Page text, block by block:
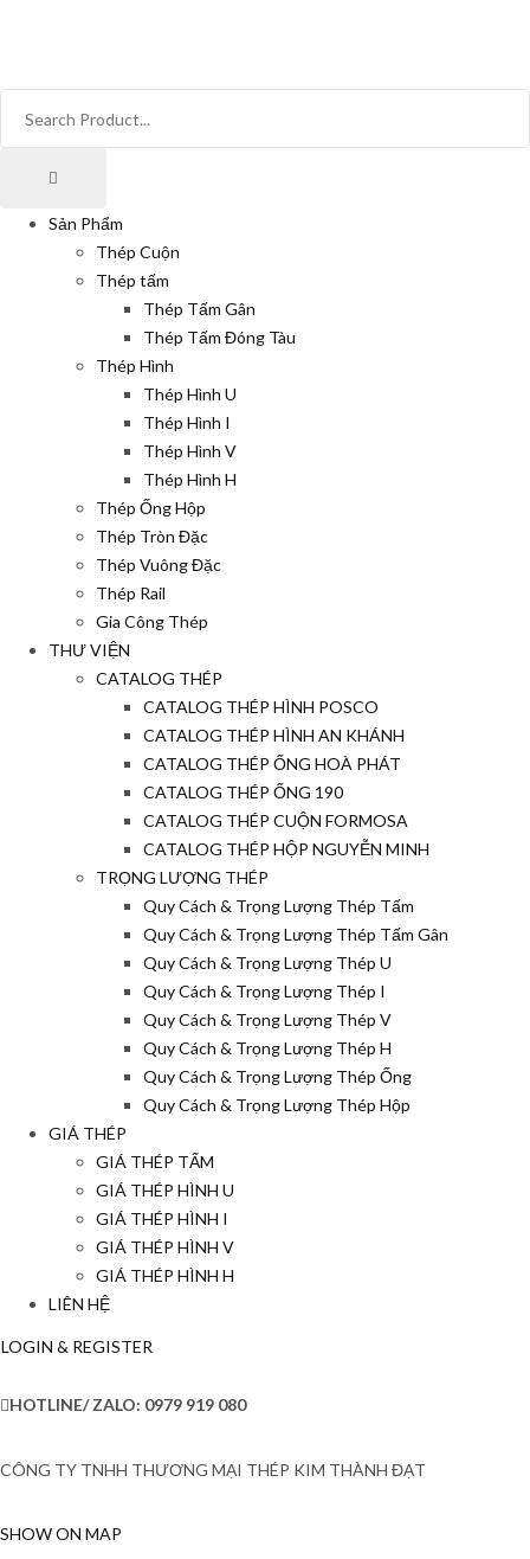
Sản Phẩm
Thép Cuộn
Thép tấm
Thép Tấm Gân
Thép Tấm Đóng Tàu
Thép Hình
Thép Hình U
Thép Hình I
Thép Hình V
Thép Hình H
Thép Ống Hộp
Thép Tròn Đặc
Thép Vuông Đặc
Thép Rail
Gia Công Thép
THƯ VIỆN
CATALOG THÉP
CATALOG THÉP HÌNH POSCO
CATALOG THÉP HÌNH AN KHÁNH
CATALOG THÉP ỐNG HOÀ PHÁT
CATALOG THÉP ỐNG 190
CATALOG THÉP CUỘN FORMOSA
CATALOG THÉP HỘP NGUYỄN MINH
TRỌNG LƯỢNG THÉP
Quy Cách & Trọng Lượng Thép Tấm
Quy Cách & Trọng Lượng Thép Tấm Gân
Quy Cách & Trọng Lượng Thép U
Quy Cách & Trọng Lượng Thép I
Quy Cách & Trọng Lượng Thép V
Quy Cách & Trọng Lượng Thép H
Quy Cách & Trọng Lượng Thép Ống
Quy Cách & Trọng Lượng Thép Hộp
GIÁ THÉP
GIÁ THÉP TẤM
GIÁ THÉP HÌNH U
GIÁ THÉP HÌNH I
GIÁ THÉP HÌNH V
GIÁ THÉP HÌNH H
LIÊN HỆ
LOGIN & REGISTER
HOTLINE/ ZALO: 0979 919 080
CÔNG TY TNHH THƯƠNG MẠI THÉP KIM THÀNH ĐẠT
SHOW ON MAP